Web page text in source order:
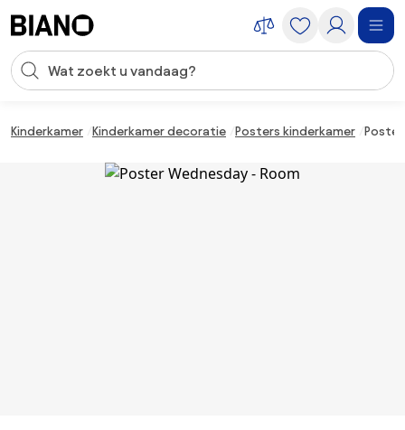
Zoekopdracht invoeren
Kinderkamer Kinderkamer decoratie Posters kinderkamer